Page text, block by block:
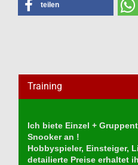
teilen
Training
Ich biete Einzel +
Snooker an !
Hobbyspieler, Einsteiger,
detailierte Preise erhaltet